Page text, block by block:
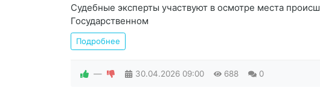
Судебные эксперты участвуют в осмотре места
Государственном
Подробнее
— 30.04.2026 09:00 688 0